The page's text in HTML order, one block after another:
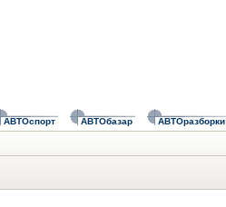
АВТОспорт АВТОбазар АВТОразборки